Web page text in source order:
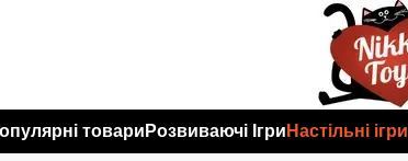
товари Розвиваючі Ігри Настільні ігри